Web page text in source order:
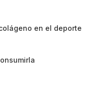
en el deporte